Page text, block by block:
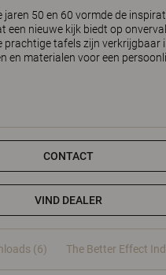
jaren 50 en 60 vormde de
een nieuwe kijk biedt op
prachtige tafels zijn verkrijgbaar
en materialen voor een
CONTACT
VIND DEALER
(6) The Better Effect